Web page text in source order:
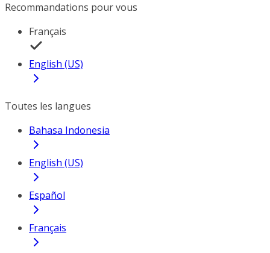
Recommandations pour vous
Français
English (US)
Toutes les langues
Bahasa Indonesia
English (US)
Español
Français